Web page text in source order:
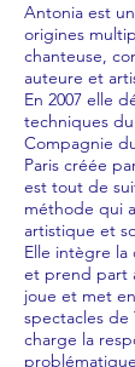
Antonia est
origines
chanteuse,
auteure et
En 2007 elle
techniques
Compagnie
Paris créée
est tout de
méthode qui
artistique et
Elle intègre
et prend part
joue et met
spectacles
charge la